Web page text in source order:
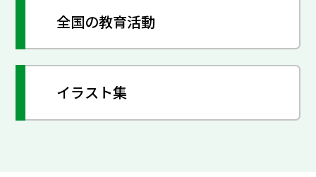
全国の教育活動
イラスト集